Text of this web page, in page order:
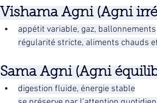
Vishama Agni (Agni
appétit variable, gaz, ballonnements
régularité stricte, aliments chauds
Sama Agni (Agni
digestion fluide, énergie stable